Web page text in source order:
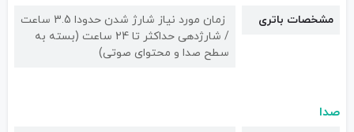
مشخصات باتری
زمان مورد نیاز شارژ شدن حدودا 3.5 ساعت
/ شارژدهی حداکثر تا 24 ساعت (بسته به
سطح صدا و محتوای صوتی)
صدا